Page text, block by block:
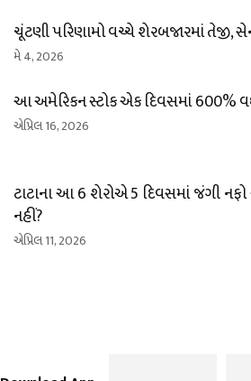
ચૂંટણી પરિણામો વચ્ચે શેરબજારમાં તેજી,
મે 4, 2026
આ અમેરિકન સ્ટોક એક દિવસમાં 600%
એપ્રિલ 16, 2026
ટાટાના આ 6 શેરોએ 5 દિવસમાં જંગી
નહીં?
એપ્રિલ 11, 2026